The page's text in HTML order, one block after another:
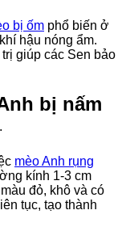
bị ốm phổ biến ở
hậu nóng ẩm.
giúp các Sen bảo
bị nấm
mèo Anh rụng
kính 1-3 cm
đỏ, khô và có
tục, tạo thành